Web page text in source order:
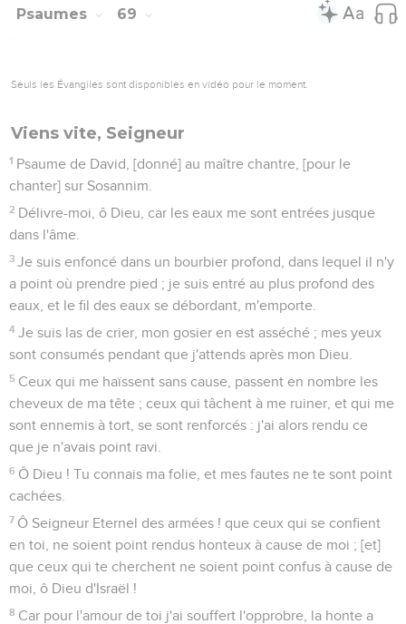
Psaumes 69
Seuls les Évangiles sont disponibles en vidéo pour le moment.
Viens vite, Seigneur
1 Psaume de David, [donné] au maître chantre, [pour le
chanter] sur Sosannim.
2 Délivre-moi, ô Dieu, car les eaux me sont entrées jusque
dans l'âme.
3 Je suis enfoncé dans un bourbier profond, dans lequel il n'y
a point où prendre pied ; je suis entré au plus profond des
eaux, et le fil des eaux se débordant, m'emporte.
4 Je suis las de crier, mon gosier en est asséché ; mes yeux
sont consumés pendant que j'attends après mon Dieu.
5 Ceux qui me haïssent sans cause, passent en nombre les
cheveux de ma tête ; ceux qui tâchent à me ruiner, et qui me
sont ennemis à tort, se sont renforcés : j'ai alors rendu ce
que je n'avais point ravi.
6 Ô Dieu ! Tu connais ma folie, et mes fautes ne te sont point
cachées.
7 Ô Seigneur Eternel des armées ! que ceux qui se confient
en toi, ne soient point rendus honteux à cause de moi ; [et]
que ceux qui te cherchent ne soient point confus à cause de
moi, ô Dieu d'Israël !
8 Car pour l'amour de toi j'ai souffert l'opprobre, la honte a